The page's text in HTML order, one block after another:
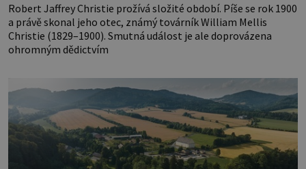
Robert Jaffrey Christie prožívá složité období. Píše se rok 1900
a právě skonal jeho otec, známý továrník William Mellis
Christie (1829–1900). Smutná událost je ale doprovázena
ohromným dědictvím